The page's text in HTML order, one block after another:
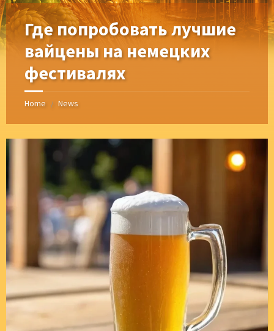
Где попробовать лучшие
вайцены на немецких
фестивалях
Home / News